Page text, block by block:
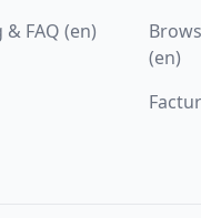
FAQ (en)
(en)